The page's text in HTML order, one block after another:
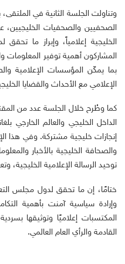
وتناولت الجلسة الثانية في
الصحفيين والصحفيات الخليجيين،
الخليجية إعلامياً، وإبراز ما
المشاركون أهمية توفير
بما يمكّن المؤسسات الإعلامية
الإعلامي مع الأحداث والقضايا
كما وطُرح خلال الجلسة عدد من
الداخل الخليجي والعالم الخارجي
إنجازات خليجية مشتركة. وفي هذا
والصحافة الخليجية بالأخبار
توحيد الرسالة الإعلامية الخليجية،
ختامًا، إن ما تحقق لدول مجلس
وإرادة سياسية آمنت بأهمية
المكتسبات إعلاميًا وتوثيقها
القادمة والرأي العام العالمي.